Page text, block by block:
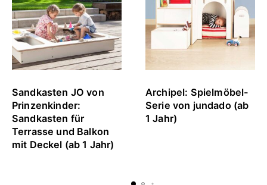
Sandkasten JO von
Prinzenkinder:
Sandkasten für
Terrasse und Balkon
mit Deckel (ab 1 Jahr)
Archipel: Spielmöbel-
Serie von jundado (ab
1 Jahr)